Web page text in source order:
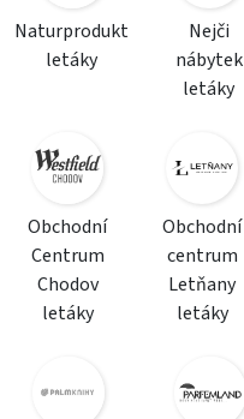
Naturprodukt
letáky
Nejči
nábytek
letáky
Obchodní
Centrum
Chodov
letáky
Obchodní
centrum
Letňany
letáky